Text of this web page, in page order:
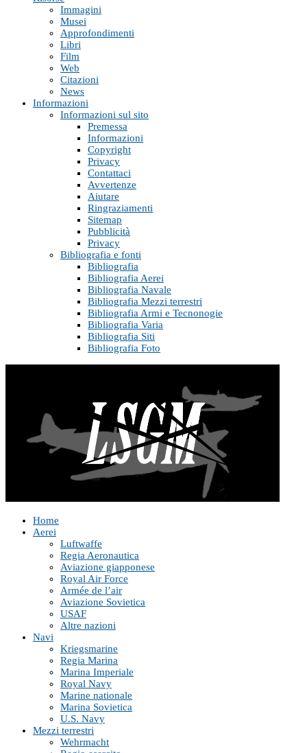
Immagini
Musei
Approfondimenti
Libri
Film
Web
Citazioni
News
Informazioni
Informazioni sul sito
Premessa
Informazioni
Copyright
Privacy
Contattaci
Avvertenze
Aiutare
Ringraziamenti
Sitemap
Pubblicità
Privacy
Bibliografia e fonti
Bibliografia
Bibliografia Aerei
Bibliografia Navale
Bibliografia Mezzi terrestri
Bibliografia Armi e Tecnonogie
Bibliografia Varia
Bibliografia Siti
Bibliografia Foto
Home
Aerei
Luftwaffe
Regia Aeronautica
Aviazione giapponese
Royal Air Force
Armée de l’air
Aviazione Sovietica
USAF
Altre nazioni
Navi
Kriegsmarine
Regia Marina
Marina Imperiale
Royal Navy
Marine nationale
Marina Sovietica
U.S. Navy
Mezzi terrestri
Wehrmacht